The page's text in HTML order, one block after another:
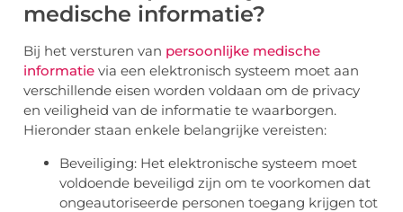
medische informatie?
Bij het versturen van persoonlijke medische
informatie via een elektronisch systeem moet aan
verschillende eisen worden voldaan om de privacy
en veiligheid van de informatie te waarborgen.
Hieronder staan enkele belangrijke vereisten:
Beveiliging: Het elektronische systeem moet
voldoende beveiligd zijn om te voorkomen dat
ongeautoriseerde personen toegang krijgen tot